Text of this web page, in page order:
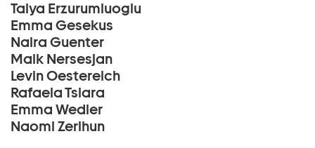
Talya Erzurumluoglu
Emma Gesekus
Naira Guenter
Maik Nersesjan
Levin Oestereich
Rafaela Tsiara
Emma Wedler
Naomi Zerihun